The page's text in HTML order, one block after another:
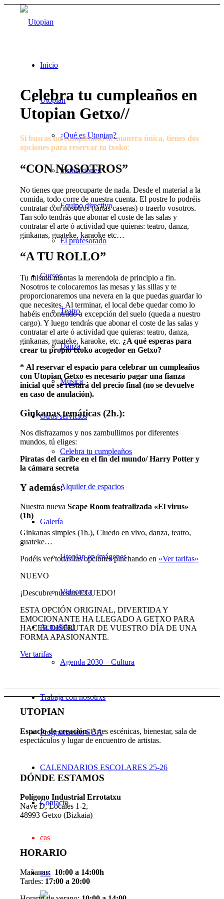
Inicio
Utopian
¿Qué es Utopian?
Instalaciones
Equipo directivo
El profesorado
Cursos
Teatro
Danza
Música
Otros servicios
Celebra tu cumpleaños
Alquiler de espacios
Galería
Utopian en imágenes
Videoteca
Actualidad
Agenda 2030 – Cultura
Trabaja con nosotrxs
Programación SUA
CALENDARIOS ESCOLARES 25-26
Contacto
cas
eus
Celebra tu cumpleaños en
Utopian Getxo//
Si buscas un cumpleaños de manera única, tienes dos
opciones para reservar tu txoko:
“CON NOSOTROS”
No tienes que preocuparte de nada. Desde el material a la
comida, todo corre de nuestra cuenta. El postre lo podréis
contratar con nosotros (tartas caseras) o traerlo vosotros.
Tan solo tendrás que abonar el coste de las salas y
contratar el arte ó actividad que quieras: teatro, danza,
ginkanas, guateke, karaoke etc…
“A TU ROLLO”
Tu mismo montas la merendola de principio a fin.
Nosotros te colocaremos las mesas y las sillas y te
proporcionaremos una nevera en la que puedas guardar lo
que necesites. Al terminar, el local debe quedar como lo
habéis encontrado a excepción del suelo (queda a nuestro
cargo). Y luego tendrás que abonar el coste de las salas y
contratar el arte ó actividad que quieras: teatro, danza,
ginkanas, guateke, karaoke, etc. ¿A qué esperas para
crear tu propio txoko acogedor en Getxo?
* Al reservar el espacio para celebrar un cumpleaños
con Utopian Getxoes necesario pagar una fianza
inicial que se restará del precio final (no se devuelve
en caso de anulación).
Ginkanas temáticas (2h.):
Nos disfrazamos y nos zambullimos por diferentes
mundos, tú eliges:
Piratas del caribe en el fin del mundo/ Harry Potter y
la cámara secreta
Y además:
Nuestra nuevaScape Room teatralizada «El virus»
(1h)
Ginkanas simples (1h.), Cluedo en vivo, danza, teatro,
guateke…
Podéis ver todas las opciones pinchando en «Ver tarifas»
NUEVO
¡Descubre nuestro CLUEDO!
ESTA OPCIÓN ORIGINAL, DIVERTIDA Y
EMOCIONANTE HA LLEGADO A GETXO PARA
HACER DISFRUTAR DE VUESTRO DÍA DE UNA
FORMA APASIONANTE.
Ver tarifas
UTOPIAN
Espacio de creación.Artes escénicas, bienestar, sala de
espectáculos y lugar de encuentro de artistas.
DÓNDE ESTAMOS
Polígono Industrial Errotatxu
Nave D, Locales 1-2,
48993 Getxo (Bizkaia)
HORARIO
Mañanas: 10:00 a 14:00h
Tardes: 17:00 a 20:00